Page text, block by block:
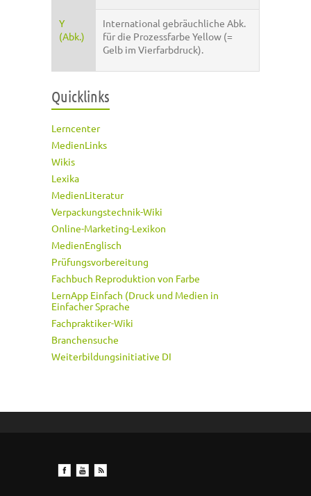
Y
(Abk.)
International gebräuchliche Abk.
für die Prozessfarbe Yellow (=
Gelb im Vierfarbdruck).
Quicklinks
Lerncenter
MedienLinks
Wikis
Lexika
MedienLiteratur
Verpackungstechnik-Wiki
Online-Marketing-Lexikon
MedienEnglisch
Prüfungsvorbereitung
Fachbuch Reproduktion von Farbe
LernApp Einfach (Druck und Medien in
Einfacher Sprache
Fachpraktiker-Wiki
Branchensuche
Weiterbildungsinitiative DI